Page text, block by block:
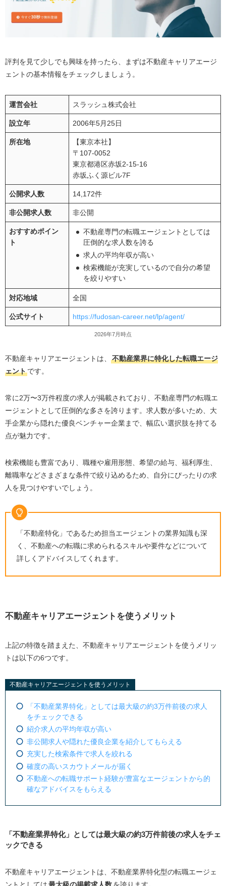
評判を見て少しでも興味を持ったら、まずは不動産キャリアエージ
ェントの基本情報をチェックしましょう。
運営会社 スラッシュ株式会社
設立年 2006年5月25日
所在地
【東京本社】
〒107-0052
東京都港区赤坂2-15-16
赤坂ふく源ビル7F
公開求人数 14,172件
非公開求人数 非公開
おすすめポイン
ト
不動産専門の転職エージェントとしては
圧倒的な求人数を誇る
求人の平均年収が高い
検索機能が充実しているので自分の希望
を絞りやすい
対応地域 全国
公式サイト https://fudosan-career.net/lp/agent/
2026年7月時点
不動産キャリアエージェントは、
不動産業界に特化した転職エージ
ェントです。
常に2万〜3万件程度の求人が掲載されており、不動産専門の転職エ
ージェントとして圧倒的な多さを誇ります。求人数が多いため、大
手企業から隠れた優良ベンチャー企業まで、幅広い選択肢を持てる
点が魅力です。
検索機能も豊富であり、職種や雇用形態、希望の給与、福利厚生、
離職率などさまざまな条件で絞り込めるため、自分にぴったりの求
人を見つけやすいでしょう。
「不動産特化」であるため担当エージェントの業界知識も深
く、不動産への転職に求められるスキルや要件などについて
詳しくアドバイスしてくれます。
不動産キャリアエージェントを使うメリット
上記の特徴を踏まえた、不動産キャリアエージェントを使うメリッ
トは以下の6つです。
不動産キャリアエージェントを使うメリット
「不動産業界特化」としては最大級の約3万件前後の求人
をチェックできる
紹介求人の平均年収が高い
非公開求人や隠れた優良企業を紹介してもらえる
充実した検索条件で求人を絞れる
確度の高いスカウトメールが届く
不動産への転職サポート経験が豊富なエージェントから的
確なアドバイスをもらえる
「不動産業界特化」としては最大級の約3万件前後の求人をチェ
ックできる
不動産キャリアエージェントは、不動産業界特化型の転職エージェ